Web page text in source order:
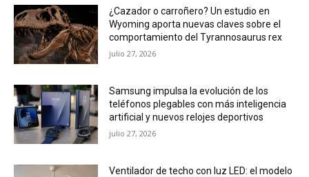
¿Cazador o carroñero? Un estudio en
Wyoming aporta nuevas claves sobre el
comportamiento del Tyrannosaurus rex
julio 27, 2026
Samsung impulsa la evolución de los
teléfonos plegables con más inteligencia
artificial y nuevos relojes deportivos
julio 27, 2026
Ventilador de techo con luz LED: el modelo